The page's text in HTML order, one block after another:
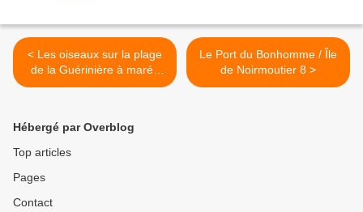
< Les oiseaux sur la plage
de la Guérinière à marée
basse / Île de Noirmoutier 7
Le Port du Bonhomme / Île
de Noirmoutier 8 >
Hébergé par Overblog
Top articles
Pages
Contact